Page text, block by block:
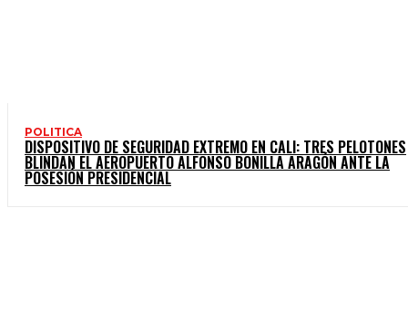
POLITICA
DISPOSITIVO DE SEGURIDAD EXTREMO EN CALI: TRES PELOTONES
BLINDAN EL AEROPUERTO ALFONSO BONILLA ARAGÓN ANTE LA
POSESIÓN PRESIDENCIAL